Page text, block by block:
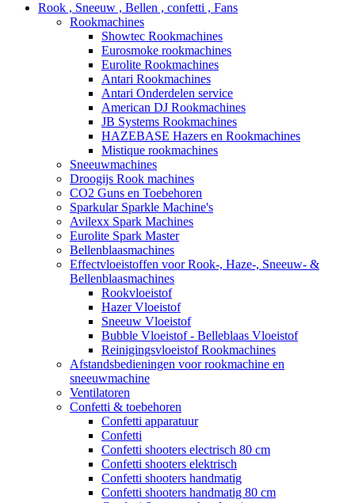
Rook , Sneeuw , Bellen , confetti , Fans
Rookmachines
Showtec Rookmachines
Eurosmoke rookmachines
Eurolite Rookmachines
Antari Rookmachines
Antari Onderdelen service
American DJ Rookmachines
JB Systems Rookmachines
HAZEBASE Hazers en Rookmachines
Mistique rookmachines
Sneeuwmachines
Droogijs Rook machines
CO2 Guns en Toebehoren
Sparkular Sparkle Machine's
Avilexx Spark Machines
Eurolite Spark Master
Bellenblaasmachines
Effectvloeistoffen voor Rook-, Haze-, Sneeuw- &
Bellenblaasmachines
Rookvloeistof
Hazer Vloeistof
Sneeuw Vloeistof
Bubble Vloeistof - Belleblaas Vloeistof
Reinigingsvloeistof Rookmachines
Afstandsbedieningen voor rookmachine en
sneeuwmachine
Ventilatoren
Confetti & toebehoren
Confetti apparatuur
Confetti
Confetti shooters electrisch 80 cm
Confetti shooters elektrisch
Confetti shooters handmatig
Confetti shooters handmatig 80 cm